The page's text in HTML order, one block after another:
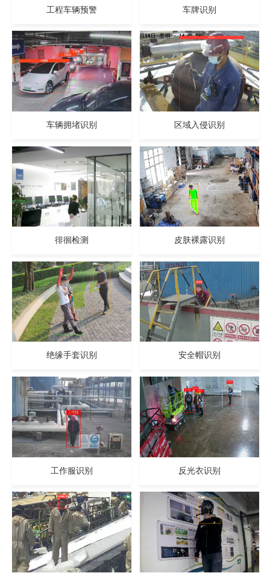
工程车辆预警 车牌识别
车辆拥堵识别 区域入侵识别
徘徊检测 皮肤裸露识别
绝缘手套识别 安全帽识别
工作服识别 反光衣识别